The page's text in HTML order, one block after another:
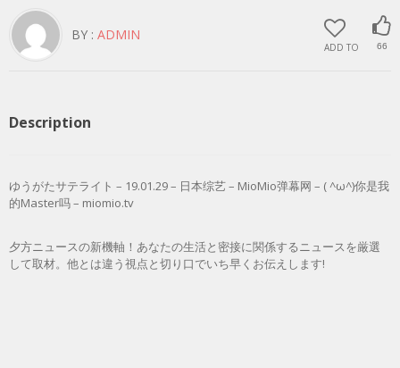
ADD TO 66
BY : ADMIN
Description
ゆうがたサテライト – 19.01.29 – 日本综艺 – MioMio弹幕网 – ( ^ω^)你是我
的Master吗 – miomio.tv
夕方ニュースの新機軸！あなたの生活と密接に関係するニュースを厳選
して取材。他とは違う視点と切り口でいち早くお伝えします!